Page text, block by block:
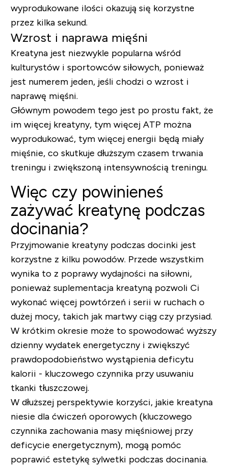
wyprodukowane ilości okazują się korzystne
przez kilka sekund.
Wzrost i naprawa mięśni
Kreatyna jest niezwykle popularna wśród
kulturystów i sportowców siłowych, ponieważ
jest numerem jeden, jeśli chodzi o wzrost i
naprawę mięśni.
Głównym powodem tego jest po prostu fakt, że
im więcej kreatyny, tym więcej ATP można
wyprodukować, tym więcej energii będą miały
mięśnie, co skutkuje dłuższym czasem trwania
treningu i zwiększoną intensywnością treningu.
Więc czy powinieneś
zażywać kreatynę podczas
docinania?
Przyjmowanie kreatyny podczas docinki jest
korzystne z kilku powodów. Przede wszystkim
wynika to z poprawy wydajności na siłowni,
ponieważ suplementacja kreatyną pozwoli Ci
wykonać więcej powtórzeń i serii w ruchach o
dużej mocy, takich jak martwy ciąg czy przysiad.
W krótkim okresie może to spowodować wyższy
dzienny wydatek energetyczny i zwiększyć
prawdopodobieństwo wystąpienia deficytu
kalorii - kluczowego czynnika przy usuwaniu
tkanki tłuszczowej.
W dłuższej perspektywie korzyści, jakie kreatyna
niesie dla ćwiczeń oporowych (kluczowego
czynnika zachowania masy mięśniowej przy
deficycie energetycznym), mogą pomóc
poprawić estetykę sylwetki podczas docinania.